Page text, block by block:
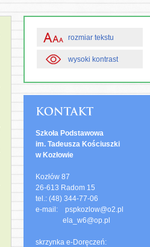
rozmiar tekstu
wysoki kontrast
Szkoła Podstawowa
im. Tadeusza Kościuszki
w Kozłowie
Kozłów 87
26-613 Radom 15
tel.: (48) 344-77-06
e-mail: pspkozlow@o2.pl
ela_w6@op.pl
skrzynka e-Doręczeń: